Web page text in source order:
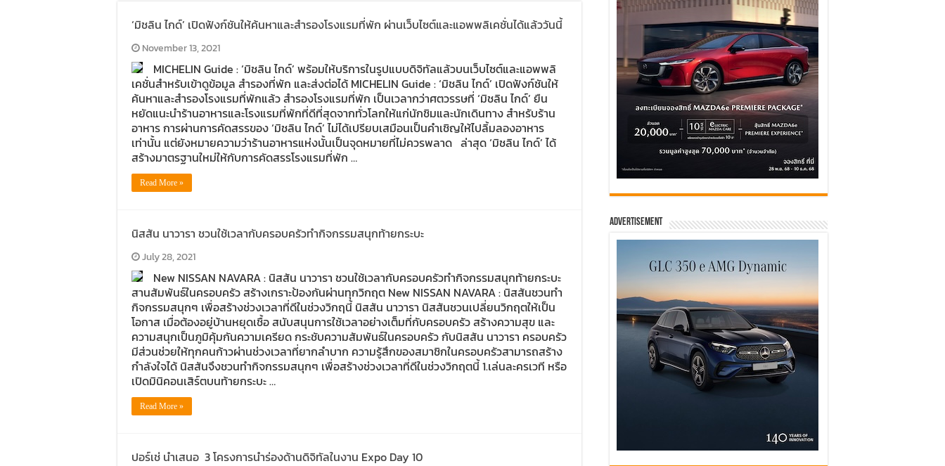
‘มิชลิน ไกด์’ เปิดฟังก์ชันให้ค้นหาและสำรองโรงแรมที่พัก ผ่านเว็บไซต์และแอพพลิเคชั่นได้แล้ววันนี้
November 13, 2021
MICHELIN Guide : ‘มิชลิน ไกด์’ พร้อมให้บริการในรูปแบบดิจิทัลแล้วบนเว็บไซต์และแอพพลิ
เคชั่นสำหรับเข้าดูข้อมูล สำรองที่พัก และส่งต่อได้ MICHELIN Guide : ‘มิชลิน ไกด์’ เปิดฟังก์ชันให้
ค้นหาและสำรองโรงแรมที่พักแล้ว สำรองโรงแรมที่พัก เป็นเวลากว่าศตวรรษที่ ‘มิชลิน ไกด์’ ยืน
หยัดแนะนำร้านอาหารและโรงแรมที่พักที่ดีที่สุดจากทั่วโลกให้แก่นักชิมและนักเดินทาง สำหรับร้าน
อาหาร การผ่านการคัดสรรของ ‘มิชลิน ไกด์’ ไม่ได้เปรียบเสมือนเป็นคำเชิญให้ไปลิ้มลองอาหาร
เท่านั้น แต่ยังหมายความว่าร้านอาหารแห่งนั้นเป็นจุดหมายที่ไม่ควรพลาด ล่าสุด ‘มิชลิน ไกด์’ ได้
สร้างมาตรฐานใหม่ให้กับการคัดสรรโรงแรมที่พัก …
Read More »
นิสสัน นาวารา ชวนใช้เวลากับครอบครัวทำกิจกรรมสนุกท้ายกระบะ
July 28, 2021
New NISSAN NAVARA : นิสสัน นาวารา ชวนใช้เวลากับครอบครัวทำกิจกรรมสนุกท้ายกระบะ
สานสัมพันธ์ในครอบครัว สร้างเกราะป้องกันผ่านทุกวิกฤต New NISSAN NAVARA : นิสสันชวนทำ
กิจกรรมสนุกๆ เพื่อสร้างช่วงเวลาที่ดีในช่วงวิกฤนี้ นิสสัน นาวารา นิสสันชวนเปลี่ยนวิกฤตให้เป็น
โอกาส เมื่อต้องอยู่บ้านหยุดเชื้อ สนับสนุนการใช้เวลาอย่างเต็มที่กับครอบครัว สร้างความสุข และ
ความสนุกเป็นภูมิคุ้มกันความเครียด กระชับความสัมพันธ์ในครอบครัว กับนิสสัน นาวารา ครอบครัว
มีส่วนช่วยให้ทุกคนก้าวผ่านช่วงเวลาที่ยากลำบาก ความรู้สึกของสมาชิกในครอบครัวสามารถสร้าง
กำลังใจได้ นิสสันจึงชวนทำกิจกรรมสนุกๆ เพื่อสร้างช่วงเวลาที่ดีในช่วงวิกฤตนี้ 1.เล่นละครเวที หรือ
เปิดมินิคอนเสิร์ตบนท้ายกระบะ …
Read More »
ปอร์เช่ นำเสนอ 3 โครงการนำร่องด้านดิจิทัลในงาน Expo Day 10
Advertisement